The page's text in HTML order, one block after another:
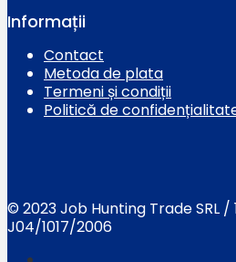
Informații
Contact
Metoda de plata
Termeni și condiții
Politică de
© 2023 Job Hunting Trade SRL /
J04/1017/2006